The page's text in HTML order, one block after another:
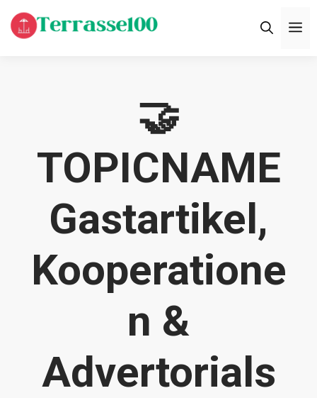
Zum
Inhalt
🤝
TOPICNAME
Gastartikel,
Kooperatione
n &
Advertorials